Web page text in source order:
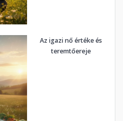
Az igazi nő értéke és
teremtőereje